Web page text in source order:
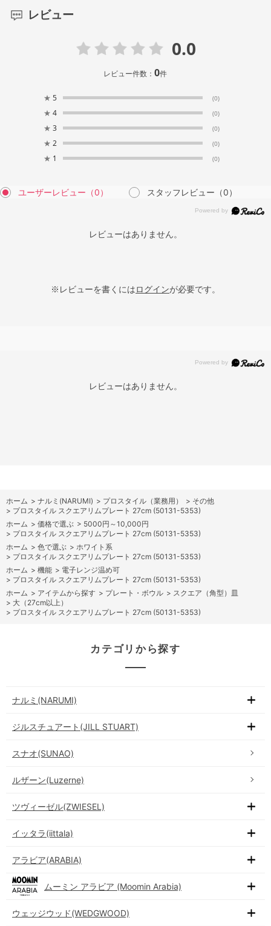
レビュー
0.0
レビュー件数：0件
★ 5 (0)
★ 4 (0)
★ 3 (0)
★ 2 (0)
★ 1 (0)
ユーザーレビュー （0） スタッフレビュー （0）
レビューはありません。
※レビューを書くにはログインが必要です。
レビューはありません。
ホーム > ナルミ(NARUMI) > プロスタイル（業務用） > その他
> プロスタイル スクエアリムプレート 27cm (50131-5353)
ホーム > 価格で選ぶ > 5000円～10,000円
> プロスタイル スクエアリムプレート 27cm (50131-5353)
ホーム > 色で選ぶ > ホワイト系
> プロスタイル スクエアリムプレート 27cm (50131-5353)
ホーム > 機能 > 電子レンジ温め可
> プロスタイル スクエアリムプレート 27cm (50131-5353)
ホーム > アイテムから探す > プレート・ボウル > スクエア（角型）皿
> 大（27cm以上）
> プロスタイル スクエアリムプレート 27cm (50131-5353)
カテゴリから探す
ナルミ(NARUMI)
ジルスチュアート(JILL STUART)
スナオ(SUNAO)
ルザーン(Luzerne)
ツヴィーゼル(ZWIESEL)
イッタラ(iittala)
アラビア(ARABIA)
ムーミン アラビア (Moomin Arabia)
ウェッジウッド(WEDGWOOD)